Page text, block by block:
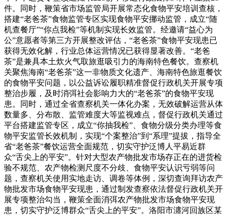
件。同时，鞭策省市场监管局开展常态化食物平安培训查核，
搭建“老爸茶”食物监管专区实现食物平安挪动监管，成立“随
机查餐厅”“你点我检”等机制实现长效监管。经邀请“益心为
公”意愿者等第三方开展整改评估，“老爸茶”食物平安现患已
获得无效化解，行业总体运营情况已获得显著改善。“老爸
茶”是兼具本土炊火气取旅逛吸引力的海南特色餐饮。查察机
关聚焦海南“老爸茶”这一非物质文化遗产、海南特色旅逛餐饮
的食物平安问题，以公益诉讼履职精准督促行政机关开展专项
整治步履，及时消弭社会影响力大的“老爸茶”的食物平安现
患。同时，通过全省查察机关一体化办案，无效破解运营从体
数量多、分布散、监管难度大等监视难点，督促行政机关通过
平台搭建监管专区，成立“你抽我检”、食物分级分类办理等食
物平安监管长效机制，实现“个案整治”到“系理”提拔，指导全
省“老爸茶”餐饮运营全面规范，切实守护泛博人平易近群
众“舌尖上的平安”。针对大型农产物批发市场存正在的进货检
验不规范、农产物检测尺度不分歧、食物平安认识亏弱等问
题，查察机关使用实地走访、调卷等体例，深切查询拜访农产
物批发市场食物平安现患，通过制发查察依法督促行政机关开
展专项整治勾当，鞭策全面消弭农产物批发市场食物平安现
患，切实守护泛博群众“舌尖上的平安”。洛阳市瀍河回族区某